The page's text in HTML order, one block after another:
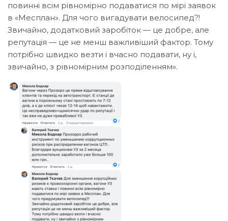
повинні всім рівномірно подаватися по мірі заявок
в «Месплан». Для чого вигадувати велосипед?!
Звичайно, додатковий заробіток — це добре, але
репутація — це не менш важливіший фактор. Тому
потрібно швидко везти і вчасно подавати, ну і,
звичайно, з рівномірним розподіленням».